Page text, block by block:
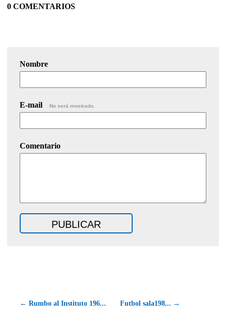
0 COMENTARIOS
Nombre
E-mail No será mostrado.
Comentario
← Rumbo al Instituto 196... Futbol sala198... →